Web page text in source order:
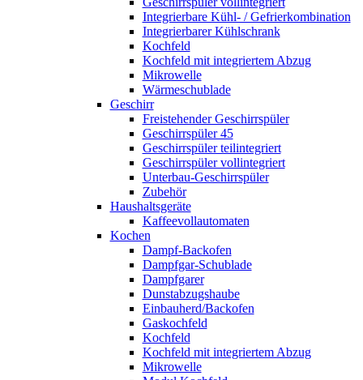
Integrierbare Kühl- / Gefrierkombination
Integrierbarer Kühlschrank
Kochfeld
Kochfeld mit integriertem Abzug
Mikrowelle
Wärmeschublade
Geschirr
Freistehender Geschirrspüler
Geschirrspüler 45
Geschirrspüler teilintegriert
Geschirrspüler vollintegriert
Unterbau-Geschirrspüler
Zubehör
Haushaltsgeräte
Kaffeevollautomaten
Kochen
Dampf-Backofen
Dampfgar-Schublade
Dampfgarer
Dunstabzugshaube
Einbauherd/Backofen
Gaskochfeld
Kochfeld
Kochfeld mit integriertem Abzug
Mikrowelle